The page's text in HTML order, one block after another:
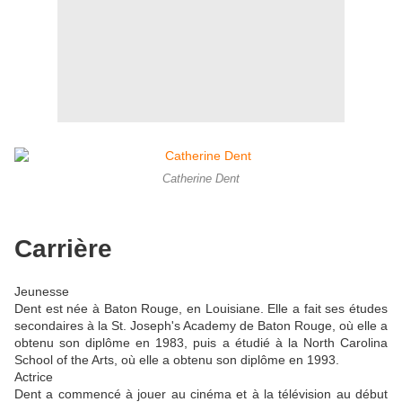
Catherine Dent
Carrière
Jeunesse
Dent est née à Baton Rouge, en Louisiane. Elle a fait ses études
secondaires à la St. Joseph's Academy de Baton Rouge, où elle a
obtenu son diplôme en 1983, puis a étudié à la North Carolina
School of the Arts, où elle a obtenu son diplôme en 1993.
Actrice
Dent a commencé à jouer au cinéma et à la télévision au début